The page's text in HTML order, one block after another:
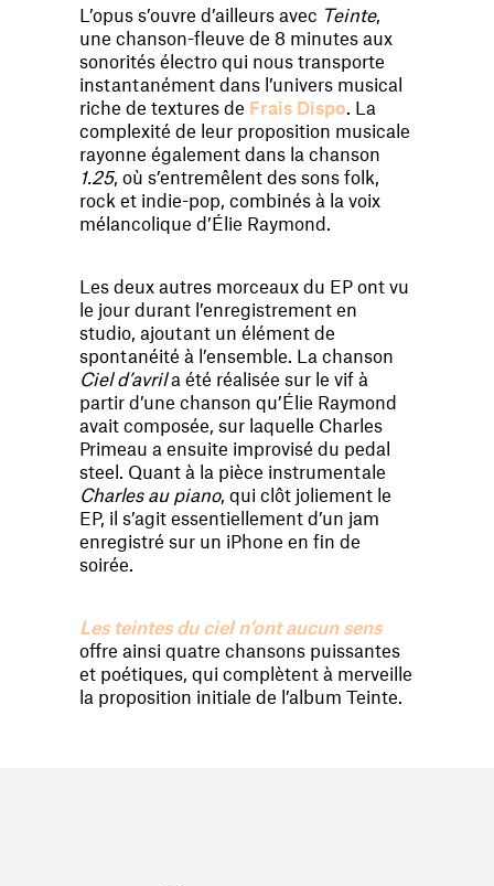
L’opus s’ouvre d’ailleurs avec Teinte,
une chanson-fleuve de 8 minutes aux
sonorités électro qui nous transporte
instantanément dans l’univers musical
riche de textures de Frais Dispo . La
complexité de leur proposition musicale
rayonne également dans la chanson
1.25, où s’entremêlent des sons folk,
rock et indie-pop, combinés à la voix
mélancolique d’Élie Raymond.
Les deux autres morceaux du EP ont vu
le jour durant l’enregistrement en
studio, ajoutant un élément de
spontanéité à l’ensemble. La chanson
Ciel d’avrila été réalisée sur le vif à
partir d’une chanson qu’Élie Raymond
avait composée, sur laquelle Charles
Primeau a ensuite improvisé du pedal
steel. Quant à la pièce instrumentale
Charles au piano, qui clôt joliement le
EP, il s’agit essentiellement d’un jam
enregistré sur un iPhone en fin de
soirée.
Les teintes du ciel n’ont aucun sens
offre ainsi quatre chansons puissantes
et poétiques, qui complètent à merveille
la proposition initiale de l’album Teinte.